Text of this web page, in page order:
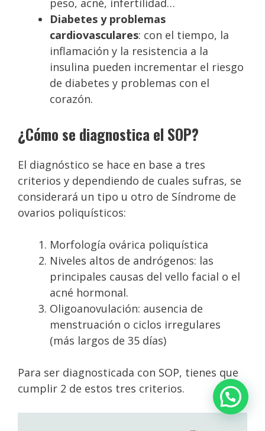
peso, acné, infertilidad…
Diabetes y problemas
cardiovasculares: con el tiempo, la
inflamación y la resistencia a la
insulina pueden incrementar el riesgo
de diabetes y problemas con el
corazón.
¿Cómo se diagnostica el SOP?
El diagnóstico se hace en base a tres
criterios y dependiendo de cuales sufras, se
considerará un tipo u otro de Síndrome de
ovarios poliquísticos:
Morfología ovárica poliquística
Niveles altos de andrógenos: las
principales causas del vello facial o el
acné hormonal.
Oligoanovulación: ausencia de
menstruación o ciclos irregulares
(más largos de 35 días)
Para ser diagnosticada con SOP, tienes que
cumplir 2 de estos tres criterios.